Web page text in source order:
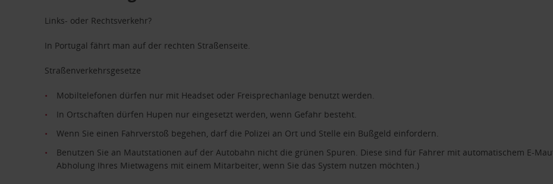
Links- oder Rechtsverkehr?
In Portugal fährt man auf der rechten Straßenseite.
Straßenverkehrsgesetze
Mobiltelefonen dürfen nur mit Headset oder Freisprechanlage benutzt werden.
In Ortschaften dürfen Hupen nur eingesetzt werden, wenn Gefahr besteht.
Wenn Sie einen Fahrverstoß begehen, darf die Polizei an Ort und Stelle ein Bußgeld einfordern.
Benutzen Sie an Mautstationen auf der Autobahn nicht die grünen Spuren. Diese sind für Fahrer mit automatischem E-
Abholung Ihres Mietwagens mit einem Mitarbeiter, wenn Sie das System nutzen möchten.)